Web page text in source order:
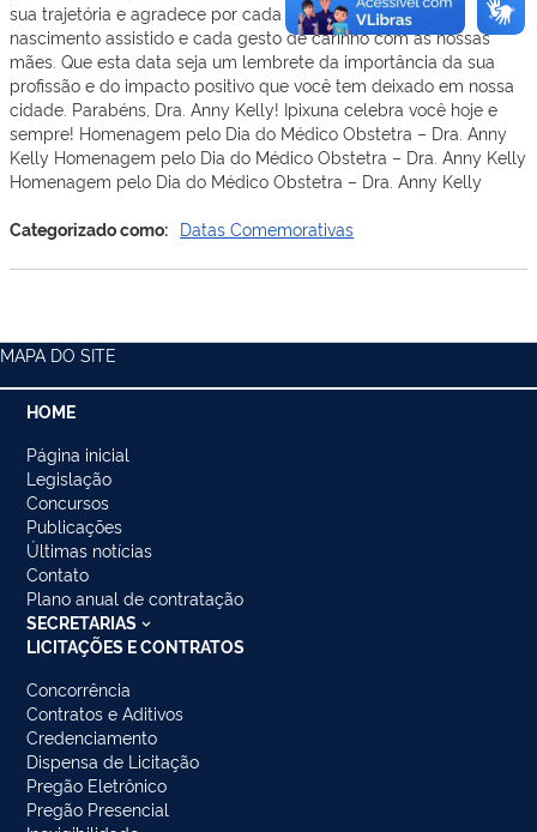
sua trajetória e agradece por cada vida cuidada, cada
nascimento assistido e cada gesto de carinho com as nossas
mães. Que esta data seja um lembrete da importância da sua
profissão e do impacto positivo que você tem deixado em nossa
cidade. Parabéns, Dra. Anny Kelly! Ipixuna celebra você hoje e
sempre! Homenagem pelo Dia do Médico Obstetra – Dra. Anny
Kelly Homenagem pelo Dia do Médico Obstetra – Dra. Anny Kelly
Homenagem pelo Dia do Médico Obstetra – Dra. Anny Kelly
Categorizado como: Datas Comemorativas
MAPA DO SITE
HOME
Página inicial
Legislação
Concursos
Publicações
Últimas notícias
Contato
Plano anual de contratação
SECRETARIAS
LICITAÇÕES E CONTRATOS
Concorrência
Contratos e Aditivos
Credenciamento
Dispensa de Licitação
Pregão Eletrônico
Pregão Presencial